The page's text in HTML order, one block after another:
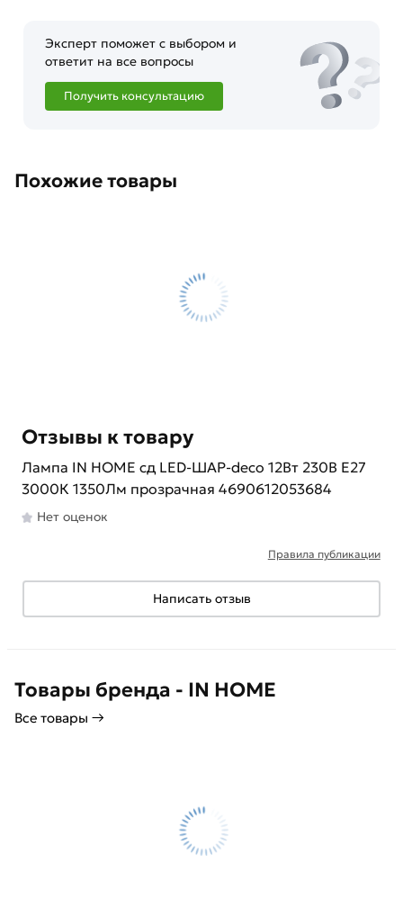
Эксперт поможет с выбором и
ответит на все вопросы
Получить консультацию
Похожие товары
Отзывы к товару
Лампа IN HOME сд LED-ШАР-deco 12Вт 230В Е27
3000К 1350Лм прозрачная 4690612053684
Нет оценок
Правила публикации
Написать отзыв
Товары бренда - IN HOME
Все товары →